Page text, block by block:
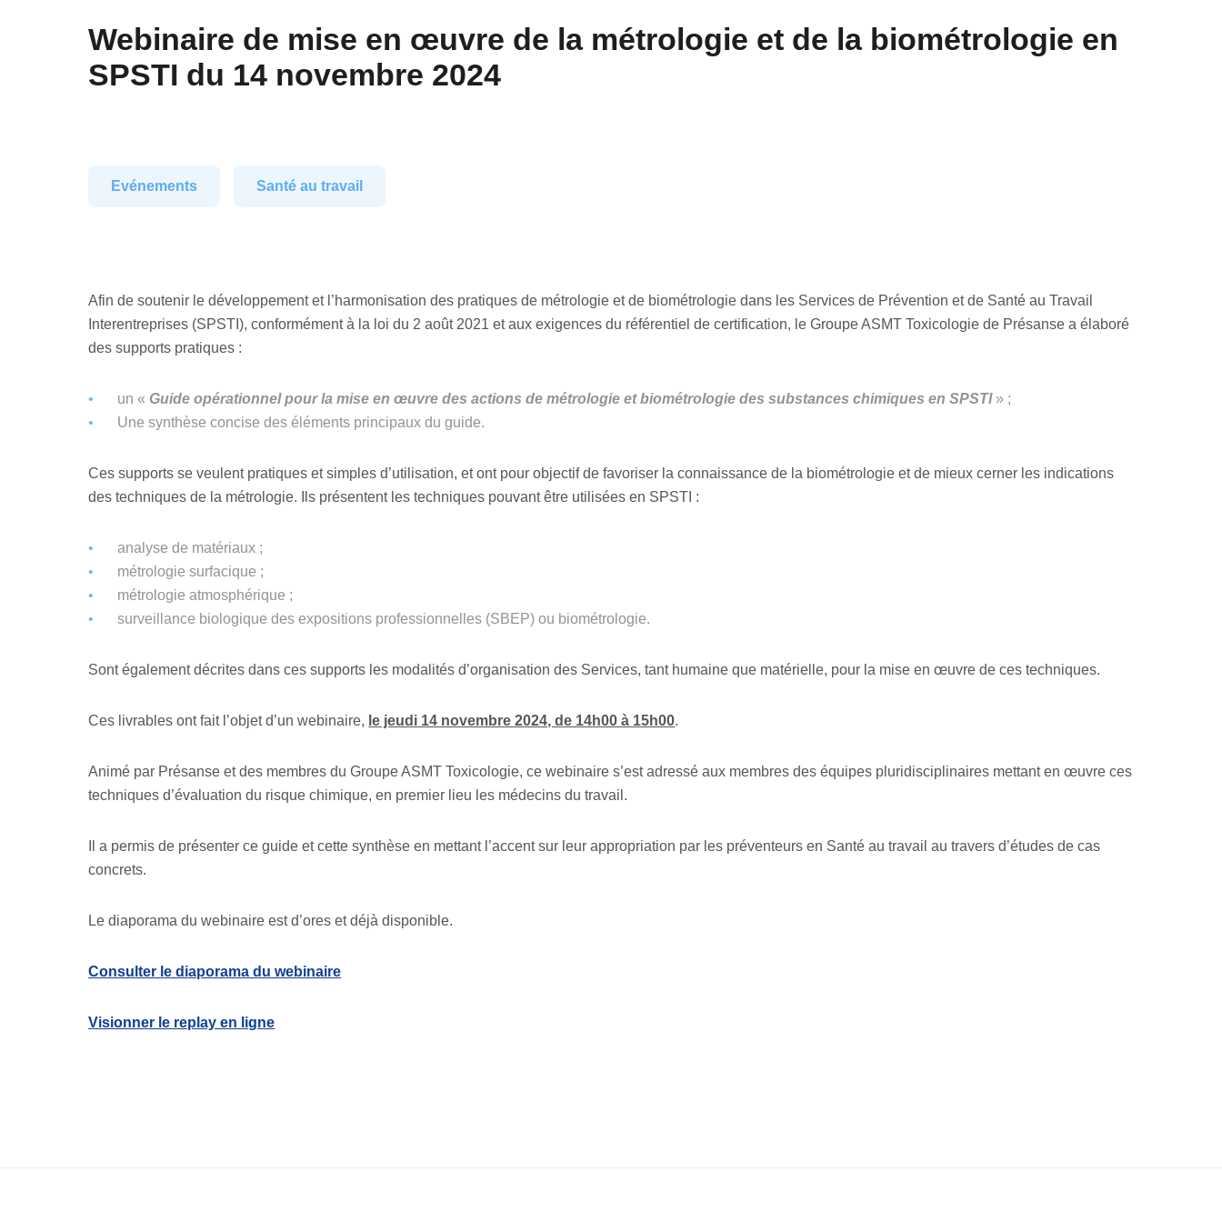
Webinaire de mise en œuvre de la métrologie et de la biométrologie en
SPSTI du 14 novembre 2024
Evénements Santé au travail
Afin de soutenir le développement et l’harmonisation des pratiques de métrologie et de biométrologie dans les Services de Prévention et de Santé au Travail
Interentreprises (SPSTI), conformément à la loi du 2 août 2021 et aux exigences du référentiel de certification, le Groupe ASMT Toxicologie de Présanse a élaboré
des supports pratiques :
un « Guide opérationnel pour la mise en œuvre des actions de métrologie et biométrologie des substances chimiques en SPSTI» ;
Une synthèse concise des éléments principaux du guide.
Ces supports se veulent pratiques et simples d’utilisation, et ont pour objectif de favoriser la connaissance de la biométrologie et de mieux cerner les indications
des techniques de la métrologie. Ils présentent les techniques pouvant être utilisées en SPSTI :
analyse de matériaux ;
métrologie surfacique ;
métrologie atmosphérique ;
surveillance biologique des expositions professionnelles (SBEP) ou biométrologie.
Sont également décrites dans ces supports les modalités d’organisation des Services, tant humaine que matérielle, pour la mise en œuvre de ces techniques.
Ces livrables ont fait l’objet d’un webinaire, le jeudi 14 novembre 2024, de 14h00 à 15h00.
Animé par Présanse et des membres du Groupe ASMT Toxicologie, ce webinaire s’est adressé aux membres des équipes pluridisciplinaires mettant en œuvre ces
techniques d’évaluation du risque chimique, en premier lieu les médecins du travail.
Il a permis de présenter ce guide et cette synthèse en mettant l’accent sur leur appropriation par les préventeurs en Santé au travail au travers d’études de cas
concrets.
Le diaporama du webinaire est d’ores et déjà disponible.
Consulter le diaporama du webinaire
Visionner le replay en ligne